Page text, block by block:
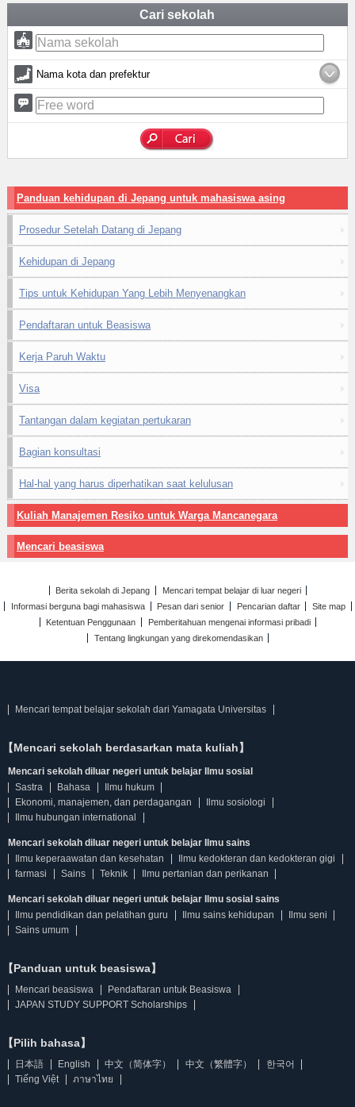
Cari sekolah
Nama kota dan prefektur
Panduan kehidupan di Jepang untuk mahasiswa asing
Prosedur Setelah Datang di Jepang
Kehidupan di Jepang
Tips untuk Kehidupan Yang Lebih Menyenangkan
Pendaftaran untuk Beasiswa
Kerja Paruh Waktu
Visa
Tantangan dalam kegiatan pertukaran
Bagian konsultasi
Hal-hal yang harus diperhatikan saat kelulusan
Kuliah Manajemen Resiko untuk Warga Mancanegara
Mencari beasiswa
Berita sekolah di Jepang
Mencari tempat belajar di luar negeri
Informasi berguna bagi mahasiswa
Pesan dari senior Pencarian daftar
Site map
Ketentuan Penggunaan
Pemberitahuan mengenai informasi pribadi
Tentang lingkungan yang direkomendasikan
Mencari tempat belajar sekolah dari Yamagata Universitas
【Mencari sekolah berdasarkan mata kuliah】
Mencari sekolah diluar negeri untuk belajar Ilmu sosial
Sastra
Bahasa
Ilmu hukum
Ekonomi, manajemen, dan perdagangan
Ilmu sosiologi
Ilmu hubungan international
Mencari sekolah diluar negeri untuk belajar Ilmu sains
Ilmu keperaawatan dan kesehatan
Ilmu kedokteran dan kedokteran gigi
farmasi
Sains Teknik Ilmu pertanian dan perikanan
Mencari sekolah diluar negeri untuk belajar Ilmu sosial sains
Ilmu pendidikan dan pelatihan guru
Ilmu sains kehidupan
Ilmu seni
Sains umum
【Panduan untuk beasiswa】
Mencari beasiswa
Pendaftaran untuk Beasiswa
JAPAN STUDY SUPPORT Scholarships
【Pilih bahasa】
日本語 English 中文（简体字） 中文（繁體字）
한국어
Tiếng Việt
ภาษาไทย